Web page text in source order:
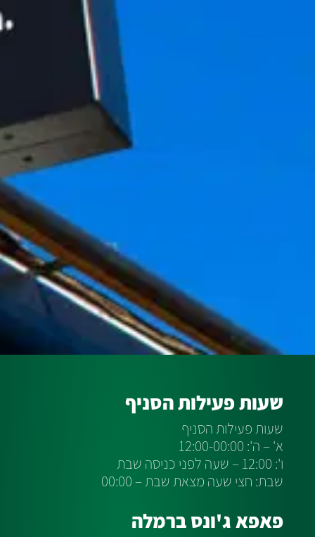
שעות פעילות הסניף
שעות פעילות הסניף
א' – ה': 12:00-00:00
ו': 12:00 – שעה לפני כניסה שבת
שבת: חצי שעה מצאת שבת – 00:00
פאפא ג'ונס ברמלה